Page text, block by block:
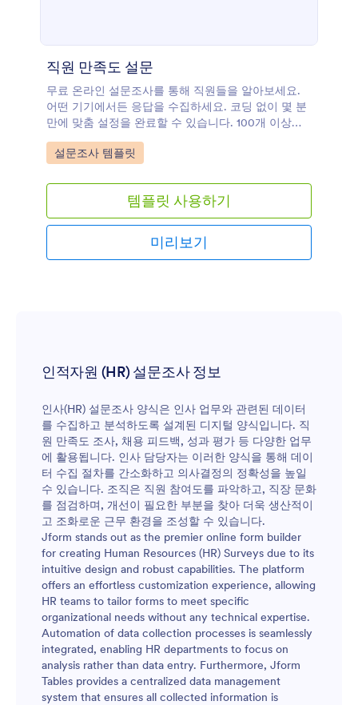
직원 만족도 설문
무료 온라인 설문조사를 통해 직원들을 알아보세요.
어떤 기기에서든 응답을 수집하세요. 코딩 없이 몇 분
만에 맞춤 설정을 완료할 수 있습니다. 100개 이상의
인기 앱에 응답을 동기화할 수 있습니다.
Go to Category:
설문조사 템플릿
템플릿 사용하기
미리보기
인적자원 (HR) 설문조사 정보
인사(HR) 설문조사 양식은 인사 업무와 관련된 데이터
를 수집하고 분석하도록 설계된 디지털 양식입니다. 직
원 만족도 조사, 채용 피드백, 성과 평가 등 다양한 업무
에 활용됩니다. 인사 담당자는 이러한 양식을 통해 데이
터 수집 절차를 간소화하고 의사결정의 정확성을 높일
수 있습니다. 조직은 직원 참여도를 파악하고, 직장 문화
를 점검하며, 개선이 필요한 부분을 찾아 더욱 생산적이
고 조화로운 근무 환경을 조성할 수 있습니다.
Jform stands out as the premier online form builder
for creating Human Resources (HR) Surveys due to its
intuitive design and robust capabilities. The platform
offers an effortless customization experience, allowing
HR teams to tailor forms to meet specific
organizational needs without any technical expertise.
Automation of data collection processes is seamlessly
integrated, enabling HR departments to focus on
analysis rather than data entry. Furthermore, Jform
Tables provides a centralized data management
system that ensures all collected information is